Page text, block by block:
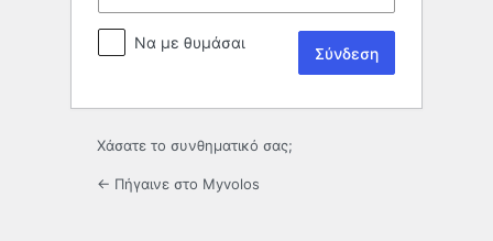
Να με θυμάσαι
Χάσατε το συνθηματικό σας;
← Πήγαινε στο Myvolos